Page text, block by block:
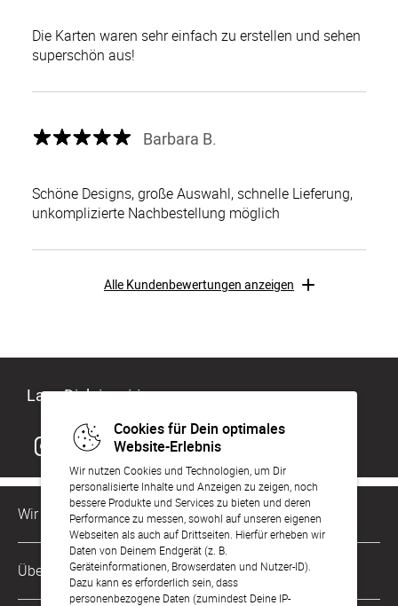
Cookies für Dein optimales
Website-Erlebnis
Wir nutzen Cookies und Technologien, um Dir
personalisierte Inhalte und Anzeigen zu zeigen, noch
bessere Produkte und Services zu bieten und deren
Performance zu messen, sowohl auf unseren eigenen
Webseiten als auch auf Drittseiten. Hierfür erheben wir
Daten von Deinem Endgerät (z. B.
Geräteinformationen, Browserdaten und Nutzer-ID).
Dazu kann es erforderlich sein, dass
personenbezogene Daten (zumindest Deine IP-
Die Karten waren sehr einfach zu erstellen und sehen
superschön aus!
Barbara B.
Schöne Designs, große Auswahl, schnelle Lieferung,
unkomplizierte Nachbestellung möglich
Alle Kundenbewertungen anzeigen
Lass Dich inspirieren
Wir sind für Dich da
Kundenservice-Hotline
0221 956 725 10
Mo. - Fr. von 9 bis 17 Uhr
Über Uns